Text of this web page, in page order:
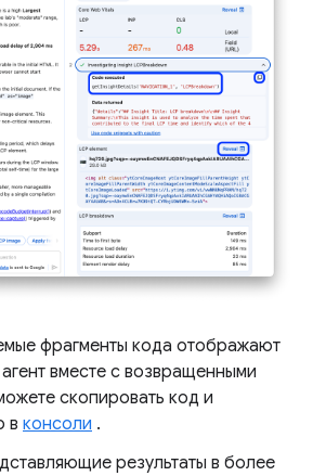
фрагменты кода отображают
вместе с возвращенными
скопировать код и
в консоли .
результаты в более